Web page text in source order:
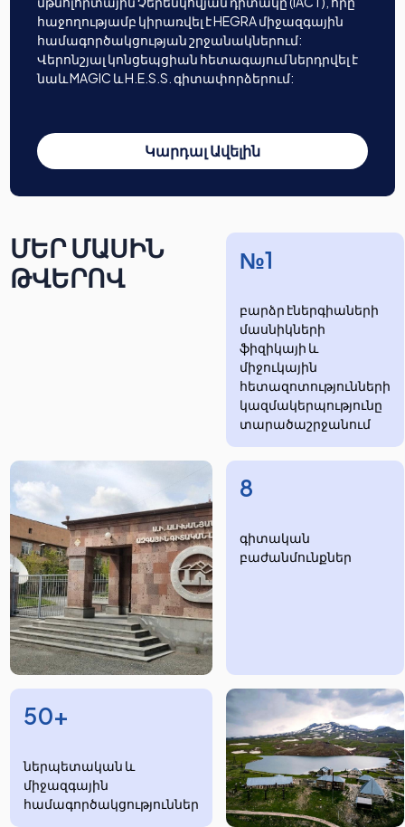
հաջողությամբ կիրառվել է HEGRA միջազգային
համագործակցության շրջանակներում:
Վերոնշյալ կոնցեպցիան հետագայում ներդրվել է
նաև MAGIC և H.E.S.S. գիտափորձերում:
Կարդալ Ավելին
ՄԵՐ ՄԱՍԻՆ
ԹՎԵՐՈՎ
№1
բարձր էներգիաների
մասնիկների
ֆիզիկայի և
միջուկային
հետազոտությունների
​​​​կազմակերպությունը
տարածաշրջանում
8
​​​գիտական
բաժանմունքներ
50+
ներպետական և
միջազգային
համագործակցություններ